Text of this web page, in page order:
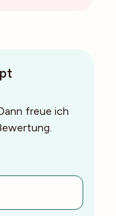
freue ich